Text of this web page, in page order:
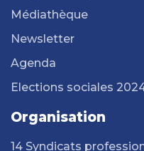
Médiathèque
Newsletter
Agenda
Elections sociales
Organisation
14 Syndicats